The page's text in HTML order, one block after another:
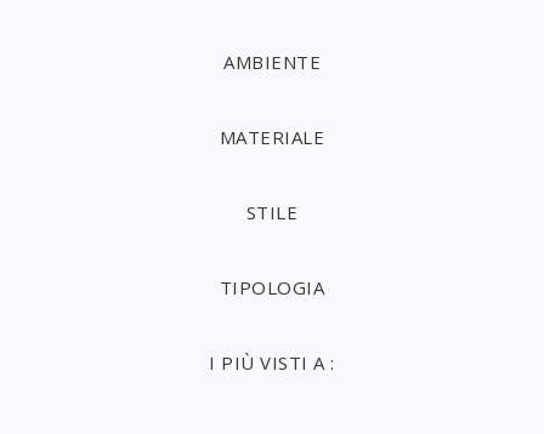
AMBIENTE
MATERIALE
STILE
TIPOLOGIA
I PIÙ VISTI A :